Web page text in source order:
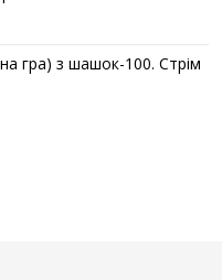
гра) з шашок-100. Стрім